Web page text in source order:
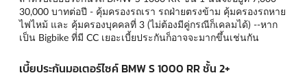
30,000 บาทต่อปี - คุ้มครองรถเรา รถฝ่ายตรงข้าม คุ้มครองรถหาย
ไฟไหม้ และ คุ้มครองบุคคลที่ 3 (ไม่ต้องมีคู่กรณีก็เคลมได้) --หาก
เป็น Bigbike ที่มี CC เยอะเบี้ยประกันก็อาจจะมากขึ้นเช่นกัน
เบี้ยประกันมอเตอร์ไซค์ BMW S 1000 RR ชั้น 2+